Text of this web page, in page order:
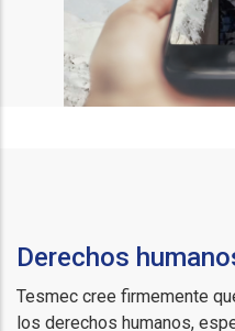
Derechos
Tesmec cree firmemente
los derechos humanos,